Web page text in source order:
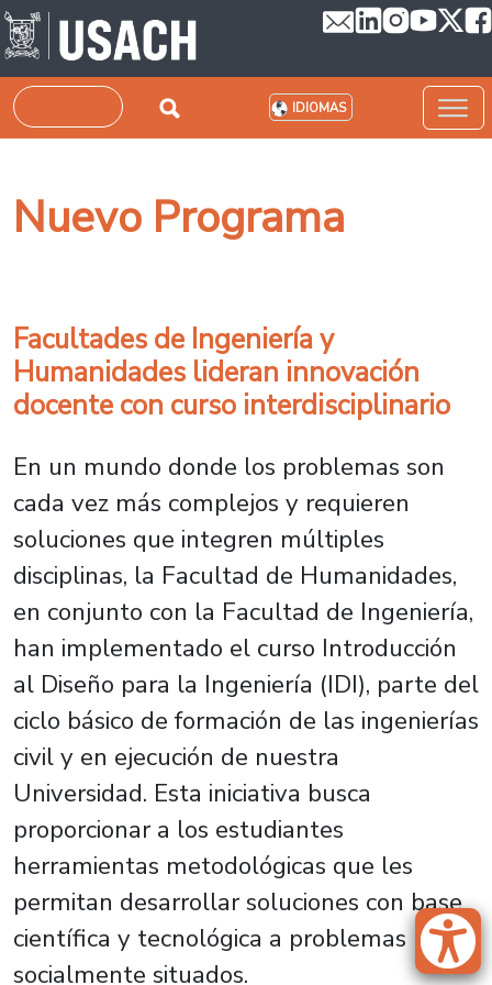
Pasar al contenido principal
Buscar IDIOMAS
Nuevo Programa
Facultades de Ingeniería y
Humanidades lideran innovación
docente con curso interdisciplinario
En un mundo donde los problemas son
cada vez más complejos y requieren
soluciones que integren múltiples
disciplinas, la Facultad de Humanidades,
en conjunto con la Facultad de Ingeniería,
han implementado el curso Introducción
al Diseño para la Ingeniería (IDI), parte del
ciclo básico de formación de las ingenierías
civil y en ejecución de nuestra
Universidad. Esta iniciativa busca
proporcionar a los estudiantes
herramientas metodológicas que les
permitan desarrollar soluciones con base
científica y tecnológica a problemas
socialmente situados.